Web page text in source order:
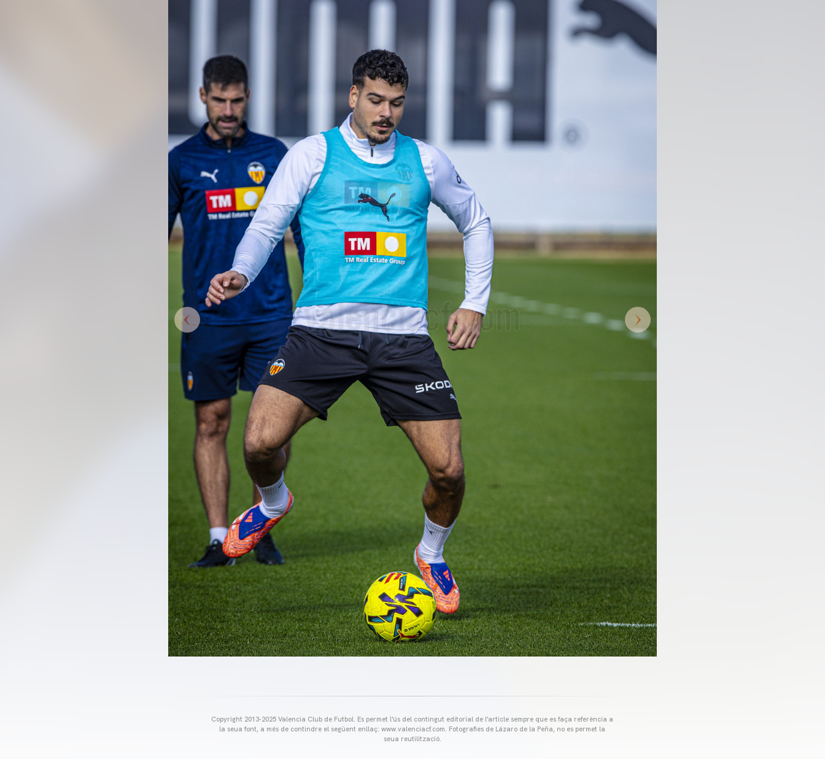
Copyright 2013-2025 Valencia Club de Futbol. Es permet l'ús del contingut editorial de l'article sempre que es faça referència a
la seua font, a més de contindre el següent enllaç: www.valenciacf.com. Fotografies de Lázaro de la Peña, no es permet la
seua reutilització.